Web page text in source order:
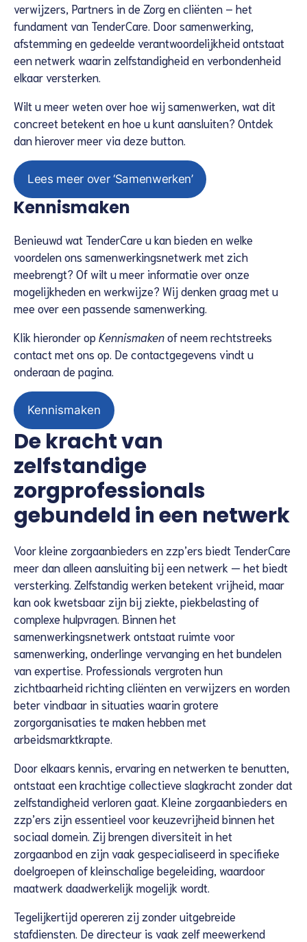
verwijzers, Partners in de Zorg en cliënten – het
fundament van TenderCare. Door samenwerking,
afstemming en gedeelde verantwoordelijkheid ontstaat
een netwerk waarin zelfstandigheid en verbondenheid
elkaar versterken.
Wilt u meer weten over hoe wij samenwerken, wat dit
concreet betekent en hoe u kunt aansluiten? Ontdek
dan hierover meer via deze button.
Lees meer over ‘Samenwerken’
Kennismaken
Benieuwd wat TenderCare u kan bieden en welke
voordelen ons samenwerkingsnetwerk met zich
meebrengt? Of wilt u meer informatie over onze
mogelijkheden en werkwijze? Wij denken graag met u
mee over een passende samenwerking.
Klik hieronder opKennismakenof neem rechtstreeks
contact met ons op. De contactgegevens vindt u
onderaan de pagina.
Kennismaken
De kracht van
zelfstandige
zorgprofessionals
gebundeld in een netwerk
Voor kleine zorgaanbieders en zzp’ers biedt TenderCare
meer dan alleen aansluiting bij een netwerk — het biedt
versterking. Zelfstandig werken betekent vrijheid, maar
kan ook kwetsbaar zijn bij ziekte, piekbelasting of
complexe hulpvragen. Binnen het
samenwerkingsnetwerk ontstaat ruimte voor
samenwerking, onderlinge vervanging en het bundelen
van expertise. Professionals vergroten hun
zichtbaarheid richting cliënten en verwijzers en worden
beter vindbaar in situaties waarin grotere
zorgorganisaties te maken hebben met
arbeidsmarktkrapte.
Door elkaars kennis, ervaring en netwerken te benutten,
ontstaat een krachtige collectieve slagkracht zonder dat
zelfstandigheid verloren gaat. Kleine zorgaanbieders en
zzp’ers zijn essentieel voor keuzevrijheid binnen het
sociaal domein. Zij brengen diversiteit in het
zorgaanbod en zijn vaak gespecialiseerd in specifieke
doelgroepen of kleinschalige begeleiding, waardoor
maatwerk daadwerkelijk mogelijk wordt.
Tegelijkertijd opereren zij zonder uitgebreide
stafdiensten. De directeur is vaak zelf meewerkend